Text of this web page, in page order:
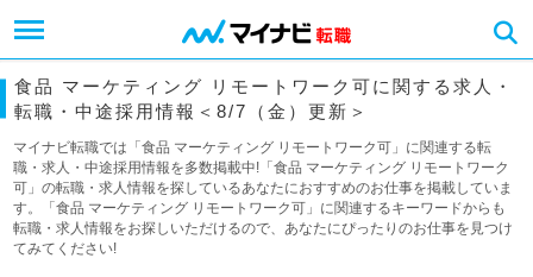
食品 マーケティング リモートワーク可に関する求人・
転職・中途採用情報＜8/7（金）更新＞
マイナビ転職では「食品 マーケティング リモートワーク可」に関連する転
職・求人・中途採用情報を多数掲載中!「食品 マーケティング リモートワーク
可」の転職・求人情報を探しているあなたにおすすめのお仕事を掲載していま
す。「食品 マーケティング リモートワーク可」に関連するキーワードからも
転職・求人情報をお探しいただけるので、あなたにぴったりのお仕事を見つけ
てみてください!